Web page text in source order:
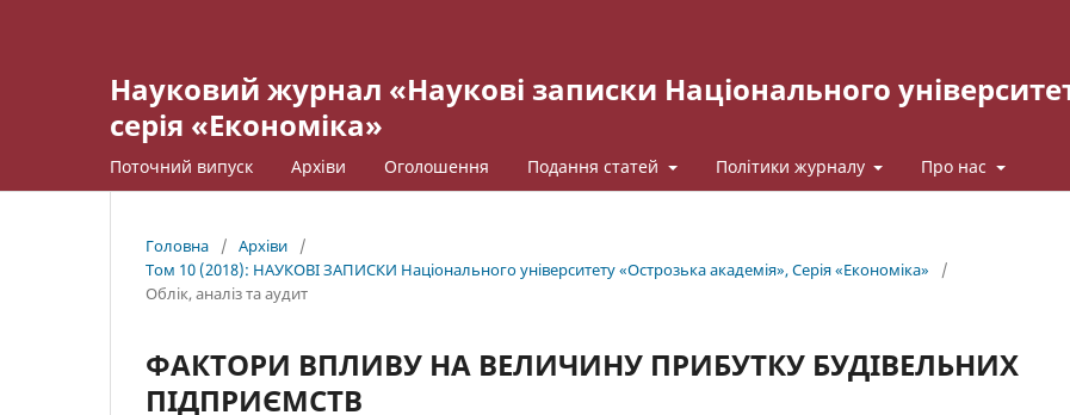
Науковий журнал «Наукові записки Національного
серія «Економіка»
Поточний випуск Архіви Оголошення Подання статей Політики журналу Про нас
Головна / Архіви
/
Том 10 (2018): НАУКОВІ ЗАПИСКИ Національного університету «Острозька акаде­мія», Серія «Економіка»
/
Облік, аналіз та аудит
ФАКТОРИ ВПЛИВУ НА ВЕЛИЧИНУ ПРИБУТКУ БУДІВЕЛЬНИХ
ПІДПРИЄМСТВ